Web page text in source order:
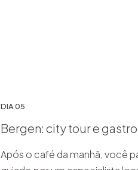
DIA 05
Bergen: city tour e
Após o café da manhã, você